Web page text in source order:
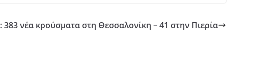
383 νέα κρούσματα στη Θεσσαλονίκη – 41 στην Πιερία